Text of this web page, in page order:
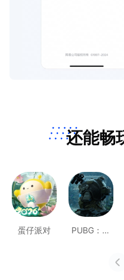
还能畅
蛋仔派对
PUBG：黑